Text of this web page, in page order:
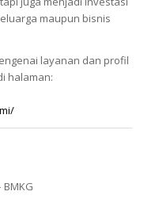
maupun bisnis
layanan dan profil
halaman: